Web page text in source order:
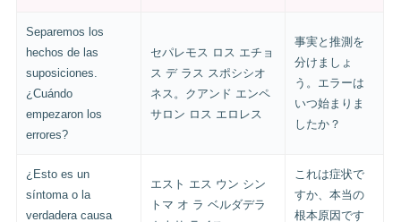
Separemos los
hechos de las
suposiciones.
¿Cuándo
empezaron los
errores?
セパレモス ロス エチョ
ス デ ラス スポシシオ
ネス。クアンド エンペ
サロン ロス エロレス
事実と推測を
分けましょ
う。エラーは
いつ始まりま
したか？
¿Esto es un
síntoma o la
verdadera causa
エスト エス ウン シン
トマ オ ラ ベルダデラ
これは症状で
すか、本当の
根本原因です